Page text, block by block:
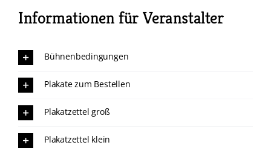
Informationen für Veranstalter
Bühnenbedingungen
Plakate zum Bestellen
Plakatzettel groß
Plakatzettel klein